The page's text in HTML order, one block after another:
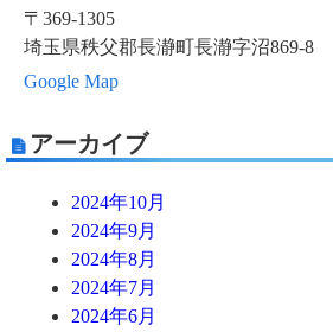
〒369-1305
埼玉県秩父郡長瀞町長瀞字沼869-8
Google Map
アーカイブ
2024年10月
2024年9月
2024年8月
2024年7月
2024年6月